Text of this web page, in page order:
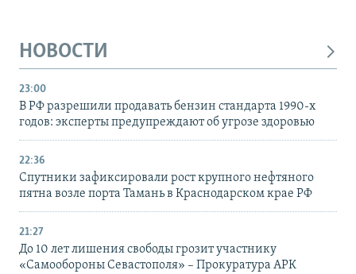
НОВОСТИ
23:00
В РФ разрешили продавать бензин стандарта 1990-х
годов: эксперты предупреждают об угрозе здоровью
22:36
Спутники зафиксировали рост крупного нефтяного
пятна возле порта Тамань в Краснодарском крае РФ
21:27
До 10 лет лишения свободы грозит участнику
«Самообороны Севастополя» – Прокуратура АРК